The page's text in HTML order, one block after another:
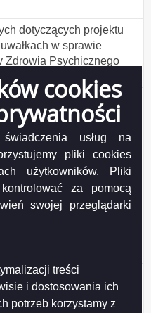
cookies
usług na
pliki cookies
użytkowników. Pliki
za pomocą
swojej przeglądarki
treści
i dostosowania ich
potrzeb korzystamy z
dotyczących projektu
w sprawie
Zdrowia Psychicznego
roku
projektu uchwały Rady
ustanowienia tytułu
Sportu
SRDPP projektu
w sprawie
Mecenas
SRDPP projektu
roku
projektu uchwały Rady
określenia
rozwoju sportu w